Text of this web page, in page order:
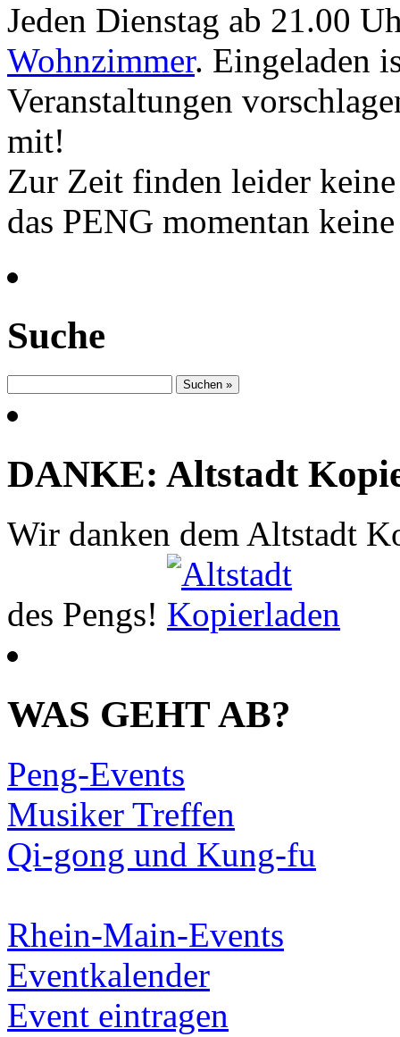
Jeden Dienstag ab 21.00
Wohnzimmer. Eingeladen
Veranstaltungen
mit!
Zur Zeit finden leider
das PENG momentan
Suche
DANKE: Altstadt
Wir danken dem Altstadt
des Pengs!
WAS GEHT AB?
Peng-Events
Musiker Treffen
Qi-gong und Kung-fu
Rhein-Main-Events
Eventkalender
Event eintragen